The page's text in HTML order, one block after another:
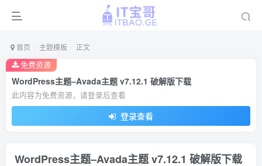
首页 主题模板 正文
WordPress主题–Avada主题 v7.12.1 破解版下载
此内容为免费资源，请登录后查看
登录查看
免费资源
WordPress主题–Avada主题 v7.12.1 破解版下载